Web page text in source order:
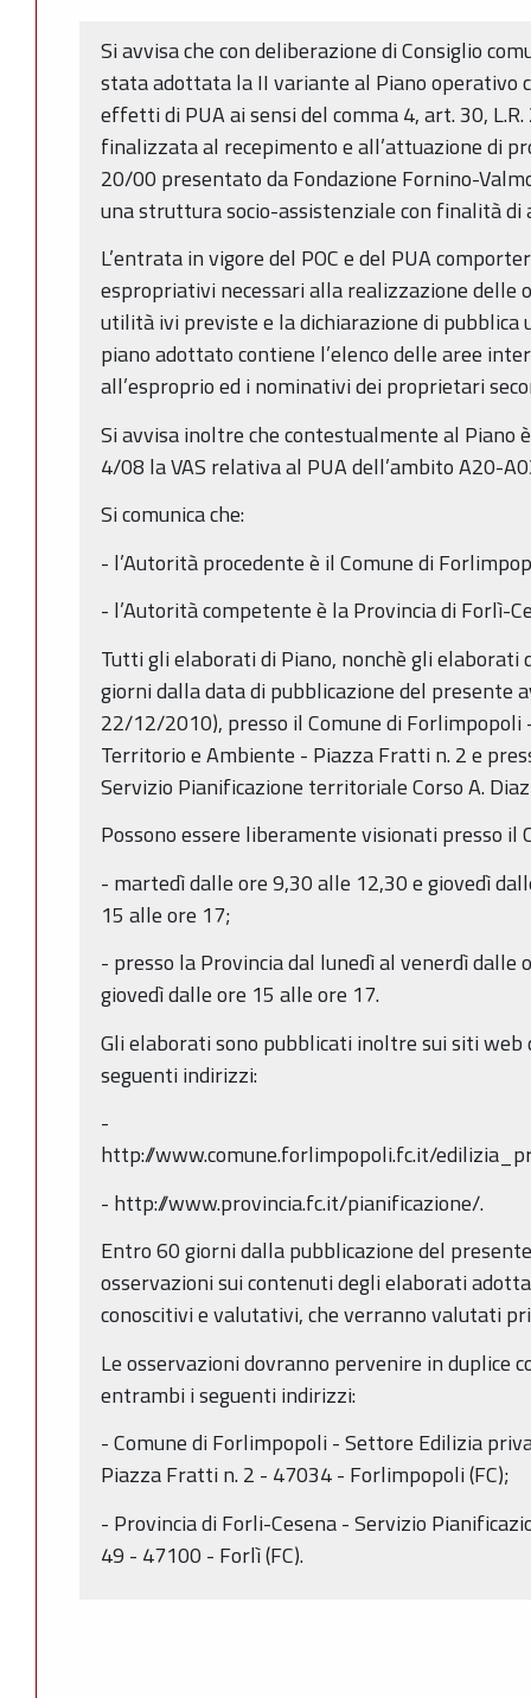
Si avvisa che con deliberazione di Consiglio
stata adottata la II variante al Piano operativo
effetti di PUA ai sensi del comma 4, art. 30,
finalizzata al recepimento e all’attuazione di
20/00 presentato da Fondazione Fornino-
una struttura socio-assistenziale con finalità di
L’entrata in vigore del POC e del PUA
espropriativi necessari alla realizzazione delle
utilità ivi previste e la dichiarazione di pubblica
piano adottato contiene l’elenco delle aree
all’esproprio ed i nominativi dei proprietari
Si avvisa inoltre che contestualmente al Piano
4/08 la VAS relativa al PUA dell’ambito A20-
Si comunica che:
- l’Autorità procedente è il Comune di
- l’Autorità competente è la Provincia di Forlì-
Tutti gli elaborati di Piano, nonchè gli elaborati
giorni dalla data di pubblicazione del presente
22/12/2010), presso il Comune di
Territorio e Ambiente - Piazza Fratti n. 2 e
Servizio Pianificazione territoriale Corso A.
Possono essere liberamente visionati presso il
- martedì dalle ore 9,30 alle 12,30 e giovedì
15 alle ore 17;
- presso la Provincia dal lunedì al venerdì dalle
giovedì dalle ore 15 alle ore 17.
Gli elaborati sono pubblicati inoltre sui siti web
seguenti indirizzi:
-
http://www.comune.forlimpopoli.fc.it/
- http://www.provincia.fc.it/pianificazione/.
Entro 60 giorni dalla pubblicazione del
osservazioni sui contenuti degli elaborati
conoscitivi e valutativi, che verranno valutati
Le osservazioni dovranno pervenire in duplice
entrambi i seguenti indirizzi:
- Comune di Forlimpopoli - Settore Edilizia
Piazza Fratti n. 2 - 47034 - Forlimpopoli (FC);
- Provincia di Forli-Cesena - Servizio
49 - 47100 - Forlì (FC).